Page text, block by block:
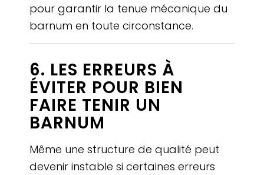
pour garantir la tenue mécanique du
barnum en toute circonstance.
6. LES ERREURS À
ÉVITER POUR BIEN
FAIRE TENIR UN
BARNUM
Même une structure de qualité peut
devenir instable si certaines erreurs